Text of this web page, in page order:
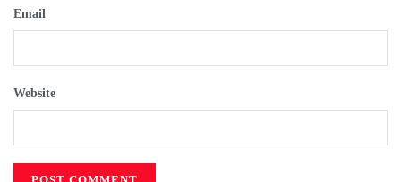
Email
Website